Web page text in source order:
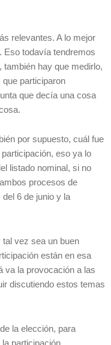
relevantes. A lo mejor
Eso todavía tendremos
también hay que medirlo,
participaron
que decía una cosa
por supuesto, cuál fue
eso ya lo
listado nominal, si no
procesos de
6 de junio y la
tal vez sea un buen
están en esa
va la provocación a las
discutiendo estos temas
la elección, para
participación